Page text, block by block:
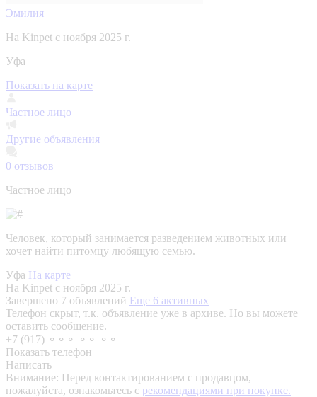
Эмилия
На Kinpet c ноября 2025 г.
Уфа
Показать на карте
Частное лицо
Другие объявления
0 отзывов
Частное лицо
Человек, который занимается разведением животных или
хочет найти питомцу любящую семью.
Уфа На карте
На Kinpet c ноября 2025 г.
Завершено 7 объявлений Еще 6 активных
Телефон скрыт, т.к. объявление уже в архиве. Но вы можете
оставить сообщение.
+7 (917) ⚬⚬⚬ ⚬⚬ ⚬⚬
Показать телефон
Написать
Внимание: Перед контактированием с продавцом,
пожалуйста, ознакомьтесь с рекомендациями при покупке.